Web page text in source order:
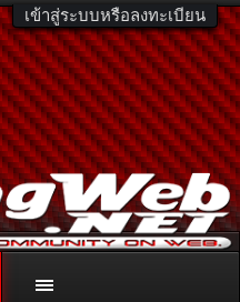
เข้าสู่ระบบหรือลงทะเบียน
หรือโทร. 081-811-1138